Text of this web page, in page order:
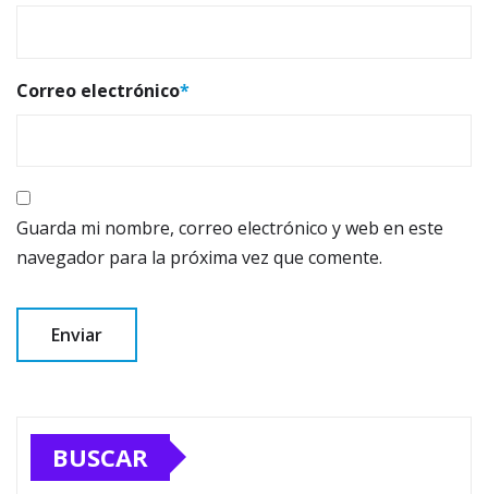
Correo electrónico*
Guarda mi nombre, correo electrónico y web en este
navegador para la próxima vez que comente.
BUSCAR